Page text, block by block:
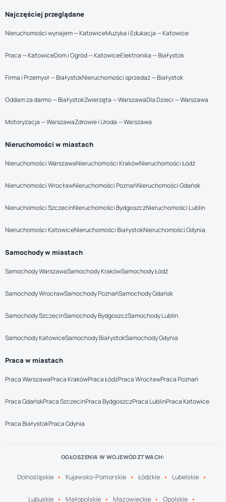
Najczęściej przeglądane
Nieruchomości wynajem — KatowiceMuzyka i Edukacja — Katowice
Praca — KatowiceDom i Ogród — KatowiceElektronika — Białystok
Firma i Przemysł — BiałystokNieruchomości sprzedaż — Białystok
Oddam za darmo — BiałystokZwierzęta — WarszawaDla Dzieci — Warszawa
Motoryzacja — WarszawaZdrowie i Uroda — Warszawa
Nieruchomości w miastach
Nieruchomości WarszawaNieruchomości KrakówNieruchomości Łódź
Nieruchomości WrocławNieruchomości PoznańNieruchomości Gdańsk
Nieruchomości SzczecinNieruchomości BydgoszczNieruchomości Lublin
Nieruchomości KatowiceNieruchomości BiałystokNieruchomości Gdynia
Samochody w miastach
Samochody WarszawaSamochody KrakówSamochody Łódź
Samochody WrocławSamochody PoznańSamochody Gdańsk
Samochody SzczecinSamochody BydgoszczSamochody Lublin
Samochody KatowiceSamochody BiałystokSamochody Gdynia
Praca w miastach
Praca WarszawaPraca KrakówPraca ŁódźPraca WrocławPraca Poznań
Praca GdańskPraca SzczecinPraca BydgoszczPraca LublinPraca Katowice
Praca BiałystokPraca Gdynia
OGŁOSZENIA W WOJEWÓDZTWACH:
Dolnośląskie Kujawsko-Pomorskie Łódzkie Lubelskie
Lubuskie Małopolskie Mazowieckie Opolskie